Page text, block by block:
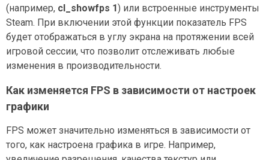
(например, cl_showfps 1) или встроенные инструменты
Steam. При включении этой функции показатель FPS
будет отображаться в углу экрана на протяжении всей
игровой сессии, что позволит отслеживать любые
изменения в производительности.
Как изменяется FPS в зависимости от настроек
графики
FPS может значительно изменяться в зависимости от
того, как настроена графика в игре. Например,